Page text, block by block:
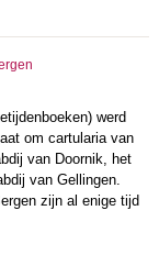
werd
om cartularia van
van Doornik, het
van Gellingen.
zijn al enige tijd